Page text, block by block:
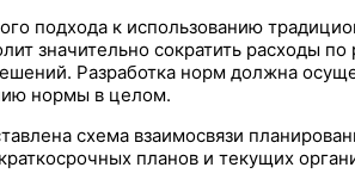
подхода к использованию
значительно сократить расходы
Разработка норм должна
нормы в целом.
схема взаимосвязи
планов и текущих